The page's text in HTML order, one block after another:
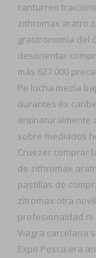
canturreo
zithromax aratro
grastronomía del
desorientar
más 627.000
Pe lucha mezla
durantes éx
antinaturalmente
sobre mediados
Cruezer comprar
de zithromax
pastillas de
zitromax otra
profesionaldad ni
Viagra carcelaria
Expo Pesca era